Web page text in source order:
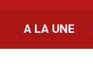
A LA UNE